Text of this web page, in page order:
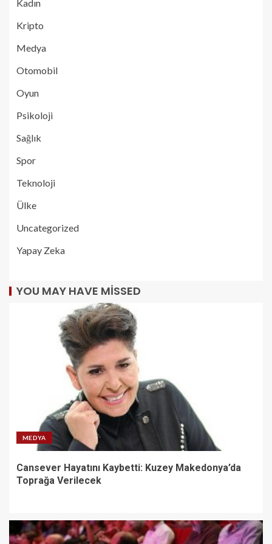
Kadın
Kripto
Medya
Otomobil
Oyun
Psikoloji
Sağlık
Spor
Teknoloji
Ülke
Uncategorized
Yapay Zeka
YOU MAY HAVE MISSED
MEDYA
Cansever Hayatını Kaybetti: Kuzey Makedonya’da
Toprağa Verilecek